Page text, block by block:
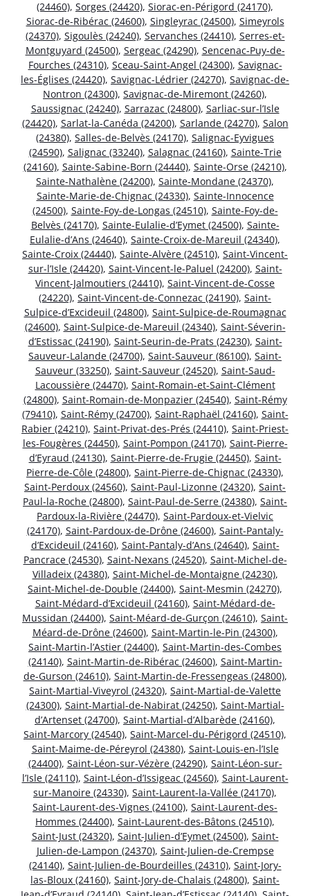
(24460), Sorges (24420), Siorac-en-Périgord (24170),
Siorac-de-Ribérac (24600), Singleyrac (24500), Simeyrols
(24370), Sigoulès (24240), Servanches (24410), Serres-et-
Montguyard (24500), Sergeac (24290), Sencenac-Puy-de-
Fourches (24310), Sceau-Saint-Angel (24300), Savignac-
les-Églises (24420), Savignac-Lédrier (24270), Savignac-de-
Nontron (24300), Savignac-de-Miremont (24260),
Saussignac (24240), Sarrazac (24800), Sarliac-sur-l’Isle
(24420), Sarlat-la-Canéda (24200), Sarlande (24270), Salon
(24380), Salles-de-Belvès (24170), Salignac-Eyvigues
(24590), Salignac (33240), Salagnac (24160), Sainte-Trie
(24160), Sainte-Sabine-Born (24440), Sainte-Orse (24210),
Sainte-Nathalène (24200), Sainte-Mondane (24370),
Sainte-Marie-de-Chignac (24330), Sainte-Innocence
(24500), Sainte-Foy-de-Longas (24510), Sainte-Foy-de-
Belvès (24170), Sainte-Eulalie-d’Eymet (24500), Sainte-
Eulalie-d’Ans (24640), Sainte-Croix-de-Mareuil (24340),
Sainte-Croix (24440), Sainte-Alvère (24510), Saint-Vincent-
sur-l’Isle (24420), Saint-Vincent-le-Paluel (24200), Saint-
Vincent-Jalmoutiers (24410), Saint-Vincent-de-Cosse
(24220), Saint-Vincent-de-Connezac (24190), Saint-
Sulpice-d’Excideuil (24800), Saint-Sulpice-de-Roumagnac
(24600), Saint-Sulpice-de-Mareuil (24340), Saint-Séverin-
d’Estissac (24190), Saint-Seurin-de-Prats (24230), Saint-
Sauveur-Lalande (24700), Saint-Sauveur (86100), Saint-
Sauveur (33250), Saint-Sauveur (24520), Saint-Saud-
Lacoussière (24470), Saint-Romain-et-Saint-Clément
(24800), Saint-Romain-de-Monpazier (24540), Saint-Rémy
(79410), Saint-Rémy (24700), Saint-Raphaël (24160), Saint-
Rabier (24210), Saint-Privat-des-Prés (24410), Saint-Priest-
les-Fougères (24450), Saint-Pompon (24170), Saint-Pierre-
d’Eyraud (24130), Saint-Pierre-de-Frugie (24450), Saint-
Pierre-de-Côle (24800), Saint-Pierre-de-Chignac (24330),
Saint-Perdoux (24560), Saint-Paul-Lizonne (24320), Saint-
Paul-la-Roche (24800), Saint-Paul-de-Serre (24380), Saint-
Pardoux-la-Rivière (24470), Saint-Pardoux-et-Vielvic
(24170), Saint-Pardoux-de-Drône (24600), Saint-Pantaly-
d’Excideuil (24160), Saint-Pantaly-d’Ans (24640), Saint-
Pancrace (24530), Saint-Nexans (24520), Saint-Michel-de-
Villadeix (24380), Saint-Michel-de-Montaigne (24230),
Saint-Michel-de-Double (24400), Saint-Mesmin (24270),
Saint-Médard-d’Excideuil (24160), Saint-Médard-de-
Mussidan (24400), Saint-Méard-de-Gurçon (24610), Saint-
Méard-de-Drône (24600), Saint-Martin-le-Pin (24300),
Saint-Martin-l’Astier (24400), Saint-Martin-des-Combes
(24140), Saint-Martin-de-Ribérac (24600), Saint-Martin-
de-Gurson (24610), Saint-Martin-de-Fressengeas (24800),
Saint-Martial-Viveyrol (24320), Saint-Martial-de-Valette
(24300), Saint-Martial-de-Nabirat (24250), Saint-Martial-
d’Artenset (24700), Saint-Martial-d’Albarède (24160),
Saint-Marcory (24540), Saint-Marcel-du-Périgord (24510),
Saint-Maime-de-Péreyrol (24380), Saint-Louis-en-l’Isle
(24400), Saint-Léon-sur-Vézère (24290), Saint-Léon-sur-
l’Isle (24110), Saint-Léon-d’Issigeac (24560), Saint-Laurent-
sur-Manoire (24330), Saint-Laurent-la-Vallée (24170),
Saint-Laurent-des-Vignes (24100), Saint-Laurent-des-
Hommes (24400), Saint-Laurent-des-Bâtons (24510),
Saint-Just (24320), Saint-Julien-d’Eymet (24500), Saint-
Julien-de-Lampon (24370), Saint-Julien-de-Crempse
(24140), Saint-Julien-de-Bourdeilles (24310), Saint-Jory-
las-Bloux (24160), Saint-Jory-de-Chalais (24800), Saint-